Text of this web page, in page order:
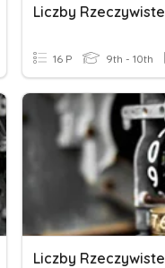
Liczby Rzeczywiste
16 P 9th - 10th
Liczby Rzeczywiste